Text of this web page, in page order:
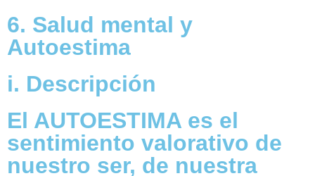
6. Salud mental y
Autoestima
i. Descripción
El AUTOESTIMA es el
sentimiento valorativo de
nuestro ser, de nuestra